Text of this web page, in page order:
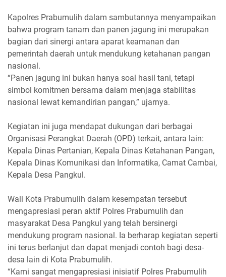
Kapolres Prabumulih dalam sambutannya menyampaikan
bahwa program tanam dan panen jagung ini merupakan
bagian dari sinergi antara aparat keamanan dan
pemerintah daerah untuk mendukung ketahanan pangan
nasional.
“Panen jagung ini bukan hanya soal hasil tani, tetapi
simbol komitmen bersama dalam menjaga stabilitas
nasional lewat kemandirian pangan,” ujarnya.
Kegiatan ini juga mendapat dukungan dari berbagai
Organisasi Perangkat Daerah (OPD) terkait, antara lain:
Kepala Dinas Pertanian, Kepala Dinas Ketahanan Pangan,
Kepala Dinas Komunikasi dan Informatika, Camat Cambai,
Kepala Desa Pangkul.
Wali Kota Prabumulih dalam kesempatan tersebut
mengapresiasi peran aktif Polres Prabumulih dan
masyarakat Desa Pangkul yang telah bersinergi
mendukung program nasional. Ia berharap kegiatan seperti
ini terus berlanjut dan dapat menjadi contoh bagi desa-
desa lain di Kota Prabumulih.
“Kami sangat mengapresiasi inisiatif Polres Prabumulih